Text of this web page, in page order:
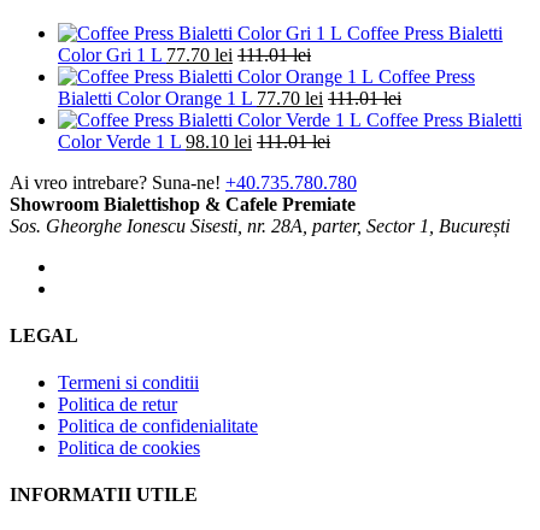
Coffee Press Bialetti
Color Gri 1 L 77.70 lei 111.01lei
Coffee Press
Bialetti Color Orange 1 L 77.70 lei 111.01lei
Coffee Press Bialetti
Color Verde 1 L 98.10 lei 111.01lei
Ai vreo intrebare? Suna-ne! +40.735.780.780
Showroom Bialettishop & Cafele Premiate
Sos. Gheorghe Ionescu Sisesti, nr. 28A, parter, Sector 1, București
LEGAL
Termeni si conditii
Politica de retur
Politica de confidenialitate
Politica de cookies
INFORMATII UTILE